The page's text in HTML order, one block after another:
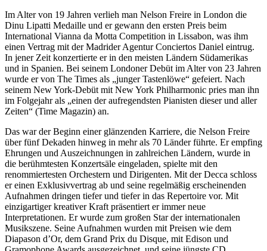
Im Alter von 19 Jahren verlieh man Nelson Freire in London die
Dinu Lipatti Medaille und er gewann den ersten Preis beim
International Vianna da Motta Competition in Lissabon, was ihm
einen Vertrag mit der Madrider Agentur Conciertos Daniel eintrug.
In jener Zeit konzertierte er in den meisten Ländern Südamerikas
und in Spanien. Bei seinem Londoner Debüt im Alter von 23 Jahren
wurde er von The Times als „junger Tastenlöwe“ gefeiert. Nach
seinem New York-Debüt mit New York Philharmonic pries man ihn
im Folgejahr als „einen der aufregendsten Pianisten dieser und aller
Zeiten“ (Time Magazin) an.
Das war der Beginn einer glänzenden Karriere, die Nelson Freire
über fünf Dekaden hinweg in mehr als 70 Länder führte. Er empfing
Ehrungen und Auszeichnungen in zahlreichen Ländern, wurde in
die berühmtesten Konzertsäle eingeladen, spielte mit den
renommiertesten Orchestern und Dirigenten. Mit der Decca schloss
er einen Exklusivvertrag ab und seine regelmäßig erscheinenden
Aufnahmen dringen tiefer und tiefer in das Repertoire vor. Mit
einzigartiger kreativer Kraft präsentiert er immer neue
Interpretationen. Er wurde zum großen Star der internationalen
Musikszene. Seine Aufnahmen wurden mit Preisen wie dem
Diapason d’Or, dem Grand Prix du Disque, mit Edison und